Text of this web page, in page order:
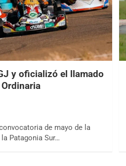
y oficializó el llamado
de mayo de la
Patagonia Sur…